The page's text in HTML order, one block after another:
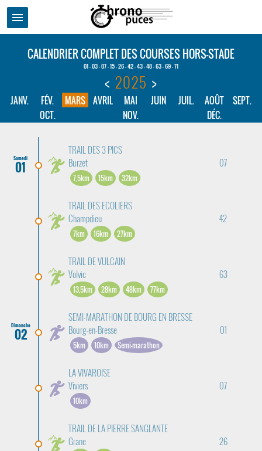
menu
CALENDRIER COMPLET DES COURSES HORS-STADE
01 - 03 - 07 - 15 - 26 - 42 - 43 - 48 - 63 - 69 - 71
< 2025 >
JANV. FÉV. MARS AVRIL MAI JUIN JUIL. AOÛT
SEPT.
OCT.
NOV. DÉC.
Samedi
01
TRAIL DES 3 PICS
Burzet
07
7,5km 15km 32km
TRAIL DES ECOLIERS
Champdieu
42
7km 16km 27km
TRAIL DE VULCAIN
Volvic
63
13,5km 28km 48km 77km
Dimanche
02
SEMI-MARATHON DE BOURG EN BRESSE
Bourg-en-Bresse
01
5km 10km Semi-marathon
LA VIVAROISE
Viviers
07
10km
TRAIL DE LA PIERRE SANGLANTE
Grane
26